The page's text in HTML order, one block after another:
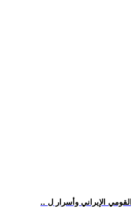
الإيراني وأسرار ل